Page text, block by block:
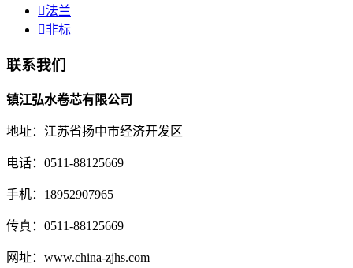
法兰
非标
联系我们
镇江弘水卷芯有限公司
地址：江苏省扬中市经济开发区
电话：0511-88125669
手机：18952907965
传真：0511-88125669
网址：www.china-zjhs.com